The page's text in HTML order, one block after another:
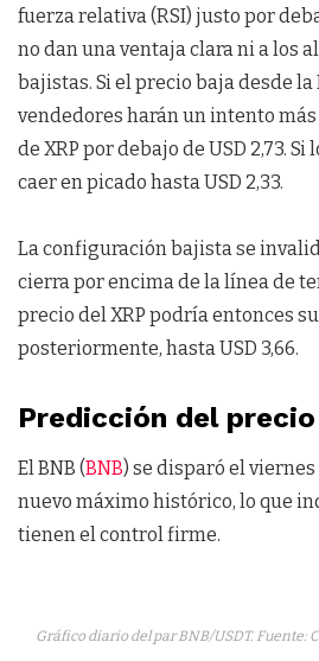
fuerza relativa (RSI) justo por
no dan una ventaja clara ni a los
bajistas. Si el precio baja desde la
vendedores harán un intento
de XRP por debajo de USD 2,73.
caer en picado hasta USD 2,33.
La configuración bajista se
cierra por encima de la línea de
precio del XRP podría entonces
posteriormente, hasta USD 3,66.
Predicción del precio
El BNB (BNB) se disparó el
nuevo máximo histórico, lo que
tienen el control firme.
Gráfico diario del par BNB/USDT.